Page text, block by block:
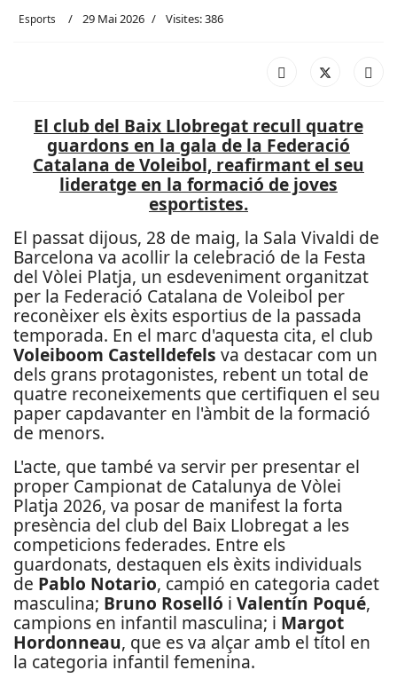
Esports 29 Mai 2026 Visites: 386
El club del Baix Llobregat recull quatre
guardons en la gala de la Federació
Catalana de Voleibol, reafirmant el seu
lideratge en la formació de joves
esportistes.
El passat dijous, 28 de maig, la Sala Vivaldi de
Barcelona va acollir la celebració de la Festa
del Vòlei Platja, un esdeveniment organitzat
per la Federació Catalana de Voleibol per
reconèixer els èxits esportius de la passada
temporada. En el marc d'aquesta cita, el club
Voleiboom Castelldefels va destacar com un
dels grans protagonistes, rebent un total de
quatre reconeixements que certifiquen el seu
paper capdavanter en l'àmbit de la formació
de menors.
L'acte, que també va servir per presentar el
proper Campionat de Catalunya de Vòlei
Platja 2026, va posar de manifest la forta
presència del club del Baix Llobregat a les
competicions federades. Entre els
guardonats, destaquen els èxits individuals
de Pablo Notario, campió en categoria cadet
masculina; Bruno Roselló i Valentín Poqué,
campions en infantil masculina; i Margot
Hordonneau, que es va alçar amb el títol en
la categoria infantil femenina.